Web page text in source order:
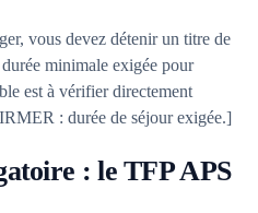
vous devez détenir un titre de
minimale exigée pour
est à vérifier directement
: durée de séjour exigée.]
: le TFP APS